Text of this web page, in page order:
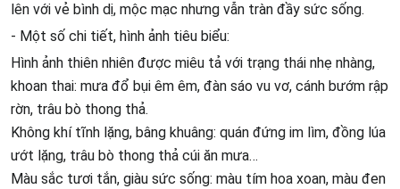
lên với vẻ bình dị, mộc mạc nhưng vẫn tràn đầy sức sống.
- Một số chi tiết, hình ảnh tiêu biểu:
Hình ảnh thiên nhiên được miêu tả với trạng thái nhẹ nhàng,
khoan thai: mưa đổ bụi êm êm, đàn sáo vu vơ, cánh bướm rập
rờn, trâu bò thong thả.
Không khí tĩnh lặng, bâng khuâng: quán đứng im lìm, đồng lúa
ướt lặng, trâu bò thong thả cúi ăn mưa…
Màu sắc tươi tắn, giàu sức sống: màu tím hoa xoan, màu đen